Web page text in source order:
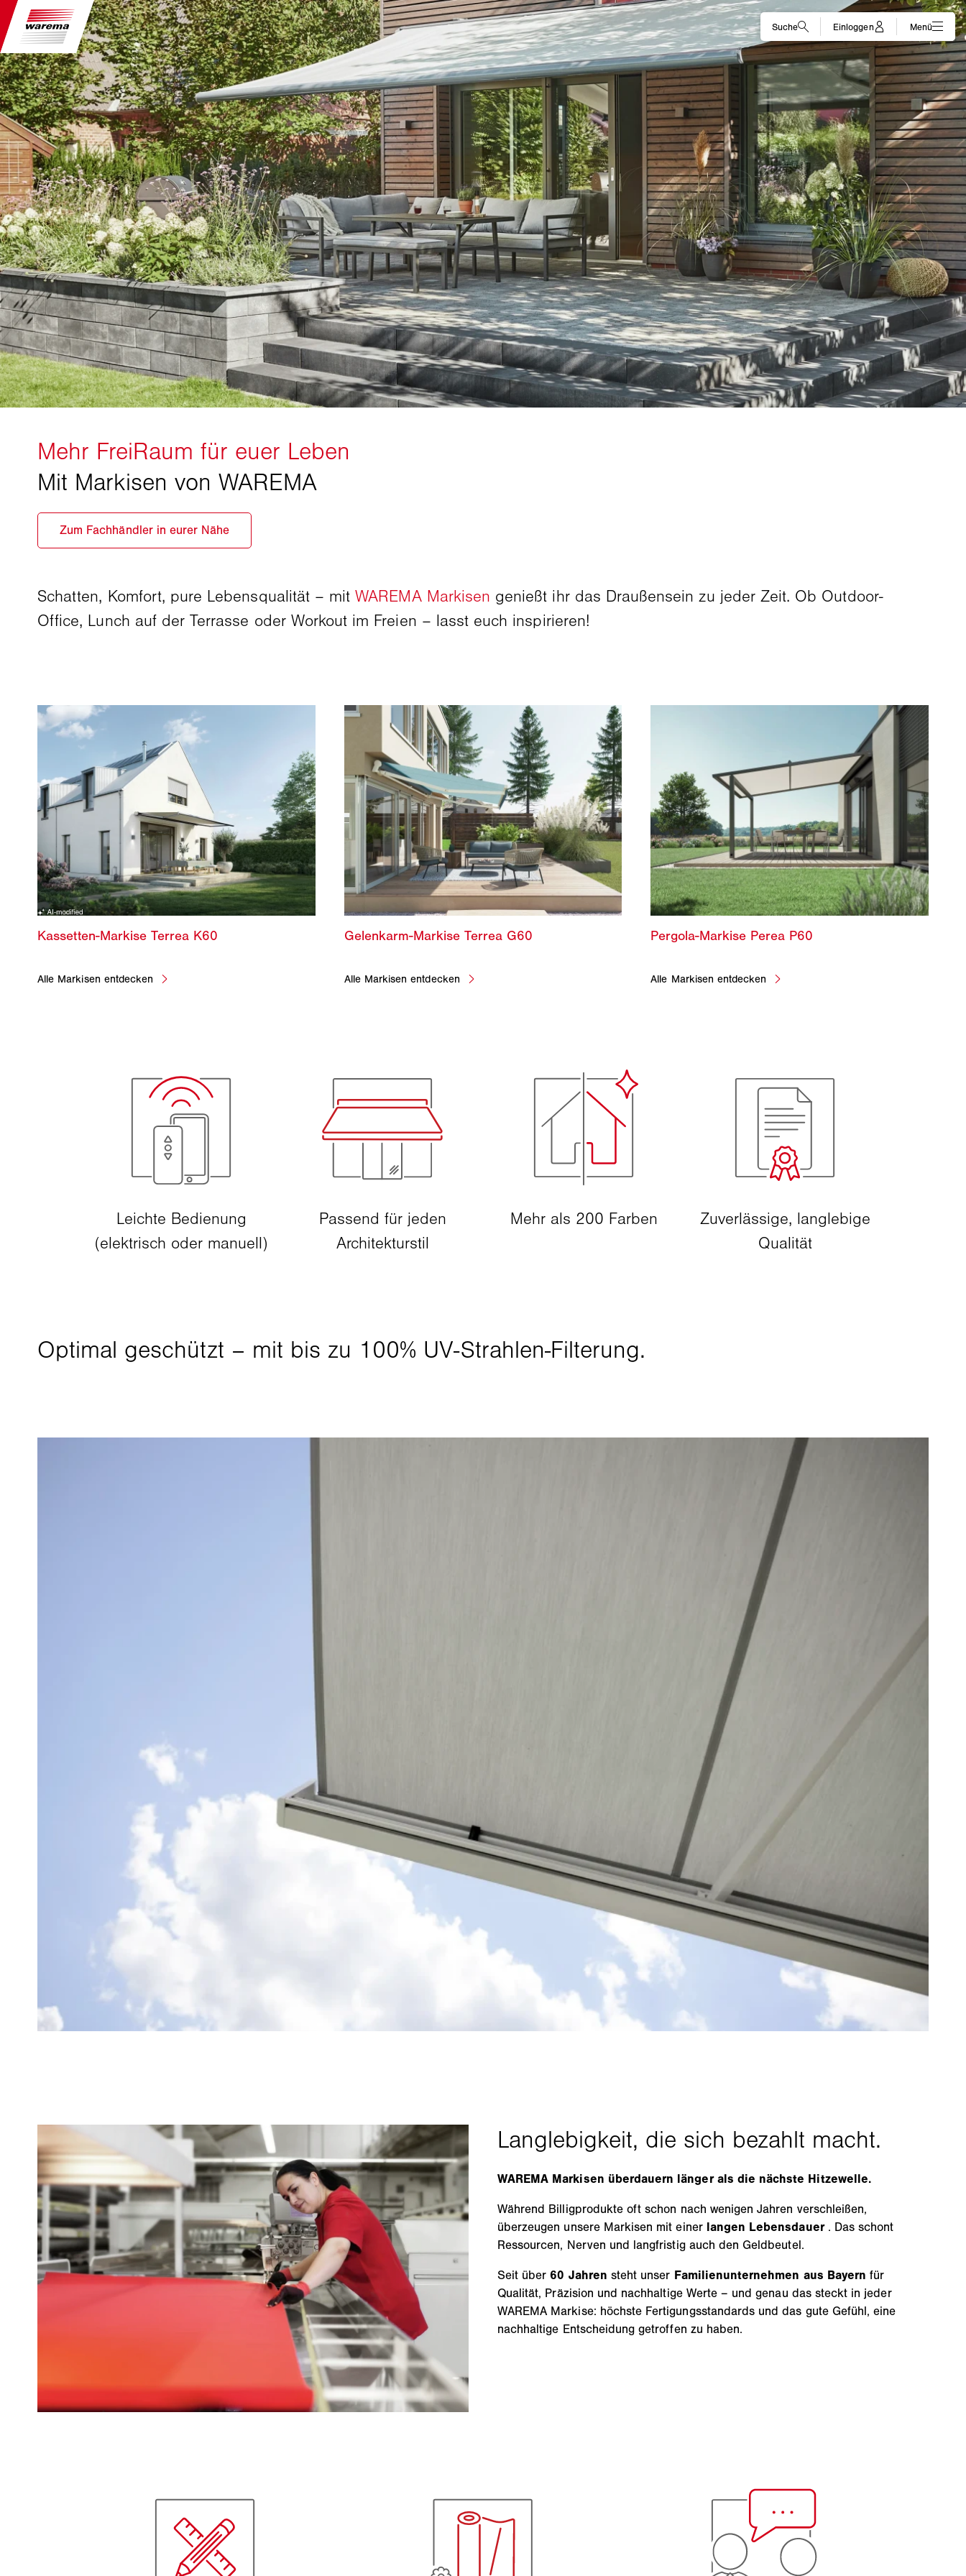
Schatten, Komfort, pure Lebensqualität – mitWAREMA Markisen genießt ihr das Draußensein zu jeder Zeit. Ob Outdoor-
Office, Lunch auf der Terrasse oder Workout im Freien – lasst euch inspirieren!
WAREMA Markisen überdauern länger als die nächste Hitzewelle.
Während Billigprodukte oft schon nach wenigen Jahren verschleißen,
überzeugen unsere Markisen mit einer langen Lebensdauer . Das schont
Ressourcen, Nerven und langfristig auch den Geldbeutel.
Seit über 60 Jahren steht unser Familienunternehmen aus Bayernfür
Qualität, Präzision und nachhaltige Werte – und genau das steckt in jeder
WAREMA Markise: höchste Fertigungsstandards und das gute Gefühl, eine
nachhaltige Entscheidung getroffen zu haben.